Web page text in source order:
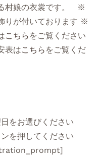
村娘の衣裳です。 ※
りが付いております ※
こちら をご覧ください
表はこちら をご覧くだ
をお選びください
を押してください